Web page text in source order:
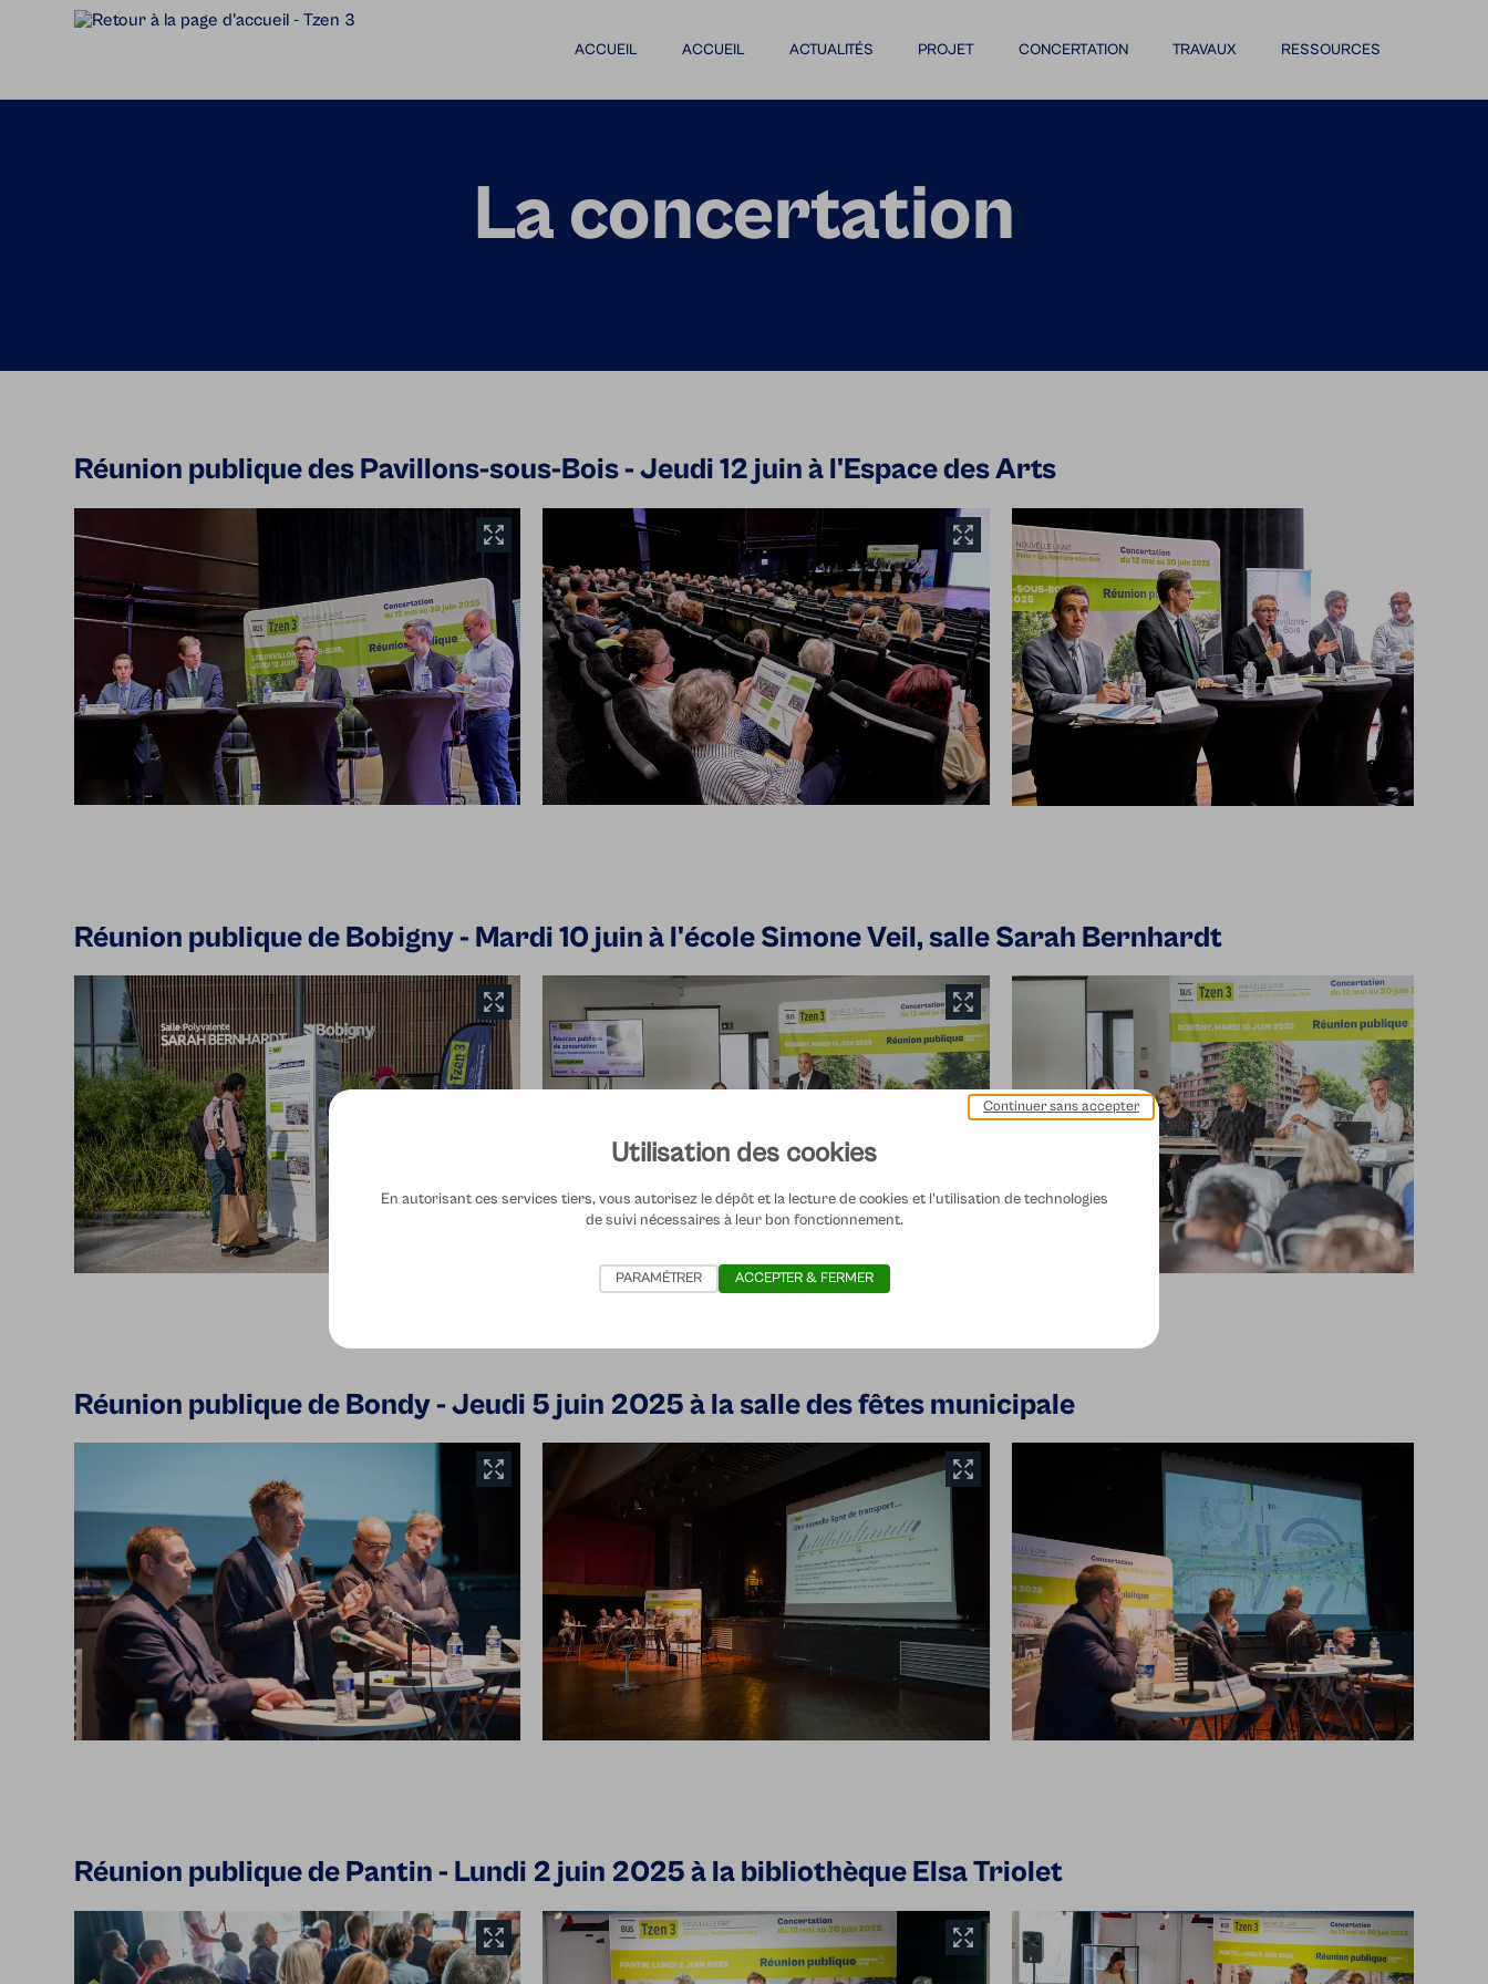
ACCUEIL ACCUEIL ACTUALITÉS PROJET CONCERTATION TRAVAUX RESSOURCES
La concertation
Réunion publique des Pavillons-sous-Bois - Jeudi 12 juin à l'Espace des Arts
Réunion publique de Bobigny - Mardi 10 juin à l'école Simone Veil, salle Sarah Bernhardt
Réunion publique de Bondy - Jeudi 5 juin 2025 à la salle des fêtes municipale
Réunion publique de Pantin - Lundi 2 juin 2025 à la bibliothèque Elsa Triolet
Utilisation des cookies
En autorisant ces services tiers, vous autorisez le dépôt et la lecture de cookies et l'utilisation de technologies
de suivi nécessaires à leur bon fonctionnement.
Continuer sans accepter
PARAMÉTRER ACCEPTER & FERMER